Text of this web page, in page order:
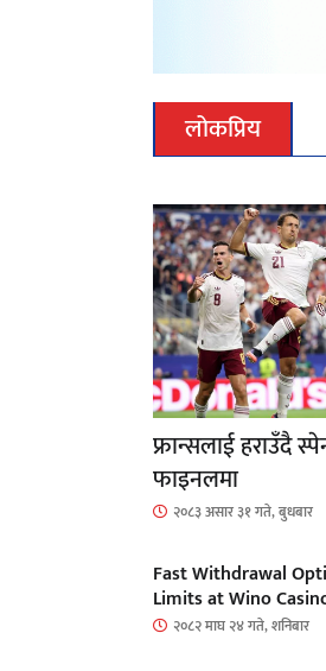
लोकप्रिय
फ्रान्सलाई हराउँदै
फाइनलमा
२०८३ असार ३१ गते, बुधबार
Fast Withdrawal
Limits at Wino
२०८२ माघ २४ गते, शनिबार